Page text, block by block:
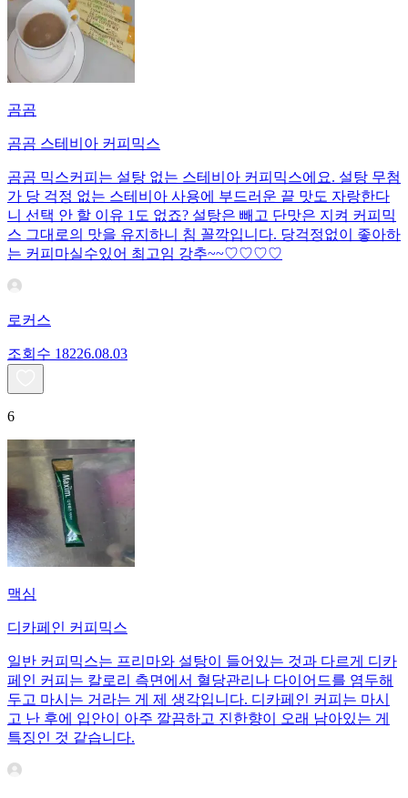
곰곰
곰곰 스테비아 커피믹스
곰곰 믹스커피는 설탕 없는 스테비아 커피믹스에요. 설탕 무첨
가 당 걱정 없는 스테비아 사용에 부드러운 끝 맛도 자랑한다
니 선택 안 할 이유 1도 없죠? 설탕은 빼고 단맛은 지켜 커피믹
스 그대로의 맛을 유지하니 침 꼴깍입니다. 당걱정없이 좋아하
는 커피마실수있어 최고임 강추~~♡♡♡♡
로커스
조회수 18226.08.03
6
맥심
디카페인 커피믹스
일반 커피믹스는 프리마와 설탕이 들어있는 것과 다르게 디카
페인 커피는 칼로리 측면에서 혈당관리나 다이어드를 염두해
두고 마시는 거라는 게 제 생각입니다. 디카페인 커피는 마시
고 난 후에 입안이 아주 깔끔하고 진한향이 오래 남아있는 게
특징인 것 같습니다.